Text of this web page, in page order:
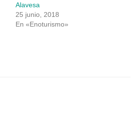
Alavesa
25 junio, 2018
En «Enoturismo»